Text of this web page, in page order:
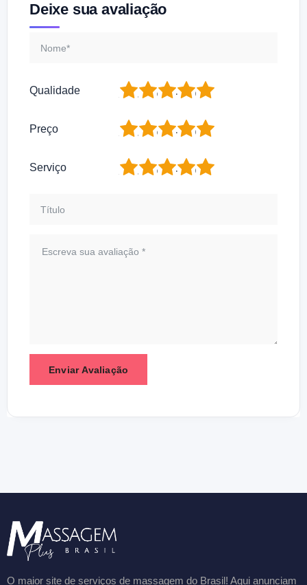
Deixe sua avaliação
Qualidade 5
4
3
2
Preço 5
4
3
2
Serviço 5
4
3
2
O maior site de serviços de massagem do Brasil! Aqui anunciam